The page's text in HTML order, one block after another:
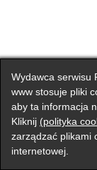
Wydawca serwisu
www stosuje pliki
aby ta informacja
Kliknij (polityka
zarządzać plikami
internetowej.